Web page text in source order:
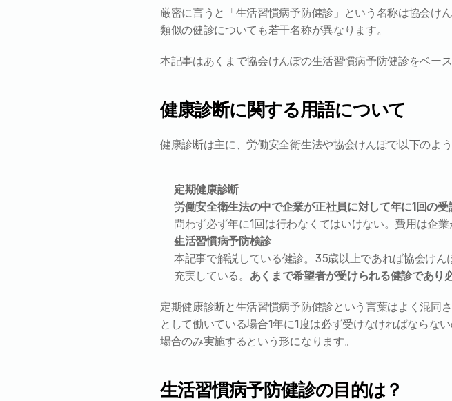
厳密に言うと「生活習慣病予防健診」という名称は協会け
類似の健診についても若干名称が異なります。
本記事はあくまで協会けんぽの生活習慣病予防健診をベー
健康診断に関する用語について
健康診断は主に、労働安全衛生法や協会けんぽで以下のよ
定期健康診断
労働安全衛生法の中で企業が正社員に対して年に1回の
問わず必ず年に1回は行わなくてはいけない。費用は企業
生活習慣病予防検診
本記事で解説している健診。35歳以上であれば協会け
充実している。 あくまで希望者が受けられる健診であり
定期健康診断と生活習慣病予防健診という言葉はよく混同
として働いている場合1年に1度は必ず受けなければならな
場合のみ実施するという形になります。
生活習慣病予防健診の目的は？